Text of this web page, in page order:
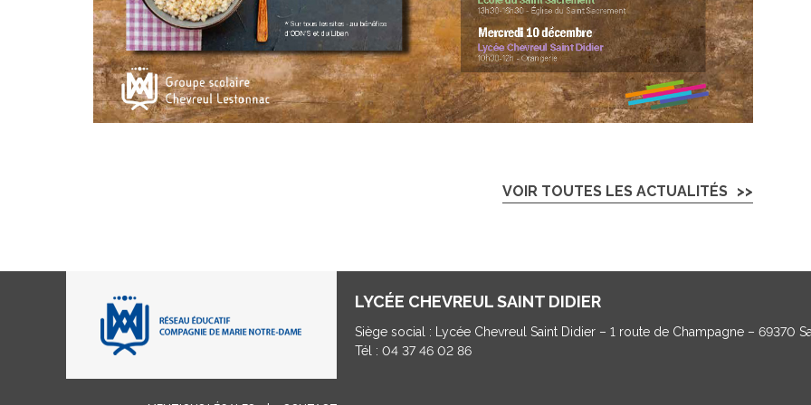
VOIR TOUTES LES ACTUALITÉS
LYCÉE CHEVREUL SAINT DIDIER
Siège social : Lycée Chevreul Saint Didier – 1 route de Champagne – 69370
Tél : 04 37 46 02 86